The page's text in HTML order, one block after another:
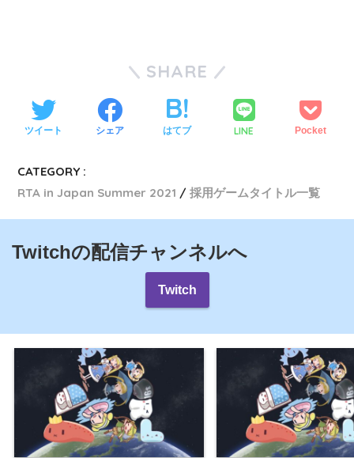
SHARE
ツイート シェア はてブ LINE Pocket
CATEGORY :
RTA in Japan Summer 2021
採用ゲームタイトル一覧
Twitchの配信チャンネルへ
Twitch